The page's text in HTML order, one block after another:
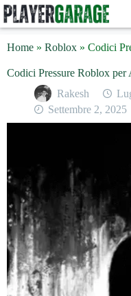
Salta
al
contenuto
Home » Roblox » Codici
Codici Pressure Roblox per
Rakesh
Settembre 2, 2025